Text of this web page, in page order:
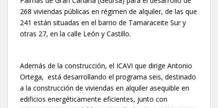
268 viviendas públicas en régimen de alquiler, de las que
241 están situadas en el barrio de Tamaraceite Sur y
otras 27, en la calle León y Castillo.
Además de la construcción, el ICAVI que dirige Antonio
Ortega, está desarrollando el programa seis, destinado
a la construcción de viviendas en alquiler asequible en
edificios energéticamente eficientes, junto con